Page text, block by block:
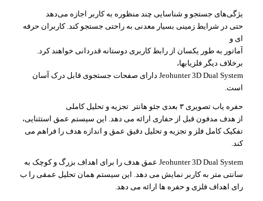
یژگی‌های جستجو و شناسایی چند منظوره به کاربر اجازه می‌دهد
حتی در شرایط زمینی بسیار معدنی به راحتی جستجو کند. کاربران حرفه
ای و
آماتور به طور یکسان از رابط کاربری دوستانه قدردانی خواهند کرد.
برخلاف دیگر فلزیابها،
Jeohunter 3D Dual System دارای صفحات جستجوی قابل درک آسان
است.
حفره یاب تصویری ۳ بعدی جئو هانتر تجزیه و تحلیل کاملی
از هدف مدفون قبل از حفاری ارائه می دهد. این سیستم عمق استثنایی،
تفکیک کامل فلز و تجزیه و تحلیل دقیق عمق و اندازه هدف را فراهم می
کند.
Jeohunter 3D Dual System عمق هدف را برای اهداف بزرگ و کوچک به
سانتی متر به کاربر نمایش می دهد. این سیستم همان تحلیل عمقی را ب
رای اهداف فلزی و حفره ها ارائه می دهد.